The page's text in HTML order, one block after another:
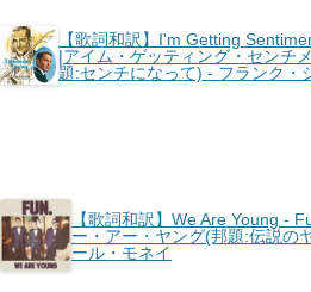
【歌詞和訳】I'm Getting
|アイム・ゲッティング・センチ
題:センチになって) - フランク・
【歌詞和訳】We Are Young -
ー・アー・ヤング(邦題:伝説の
ール・モネイ